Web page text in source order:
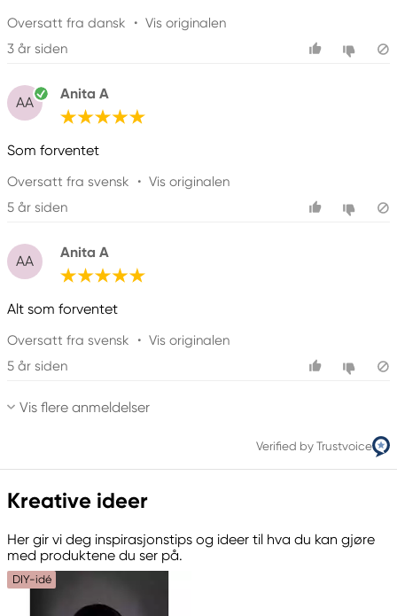
Oversatt fra dansk • Vis originalen
3 år siden
AA
Anita A
Som forventet
Oversatt fra svensk • Vis originalen
5 år siden
AA
Anita A
Alt som forventet
Oversatt fra svensk • Vis originalen
5 år siden
Vis flere anmeldelser
Verified by Trustvoice
Kreative ideer
Her gir vi deg inspirasjonstips og ideer til hva du kan gjøre
med produktene du ser på.
DIY-idé